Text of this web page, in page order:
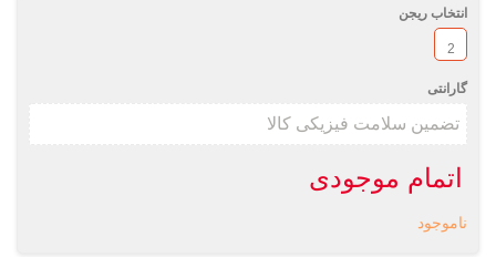
انتخاب ریجن
2
گارانتی
اتمام موجودی
ناموجود